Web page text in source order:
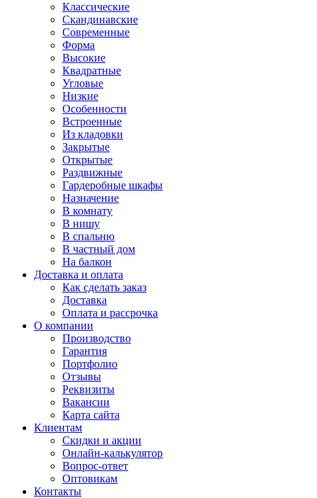
Классические
Скандинавские
Современные
Форма
Высокие
Квадратные
Угловые
Низкие
Особенности
Встроенные
Из кладовки
Закрытые
Открытые
Раздвижные
Гардеробные шкафы
Назначение
В комнату
В нишу
В спальню
В частный дом
На балкон
Доставка и оплата
Как сделать заказ
Доставка
Оплата и рассрочка
О компании
Производство
Гарантия
Портфолио
Отзывы
Реквизиты
Вакансии
Карта сайта
Клиентам
Скидки и акции
Онлайн-калькулятор
Вопрос-ответ
Оптовикам
Контакты